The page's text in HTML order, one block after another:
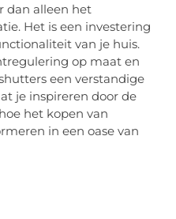
dan alleen het
Het is een investering
van je huis.
op maat en
een verstandige
je inspireren door de
het kopen van
in een oase van